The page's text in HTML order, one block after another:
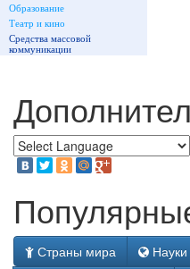
Образование
Театр и кино
Средства массовой
коммуникации
Страны мира